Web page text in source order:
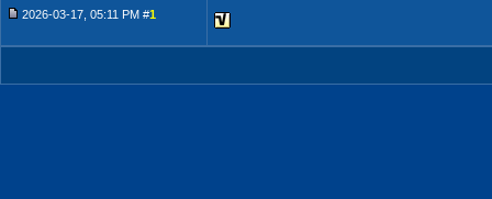
2026-03-17, 05:11 PM #1